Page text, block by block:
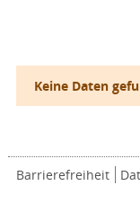
Keine Daten
Barrierefreiheit